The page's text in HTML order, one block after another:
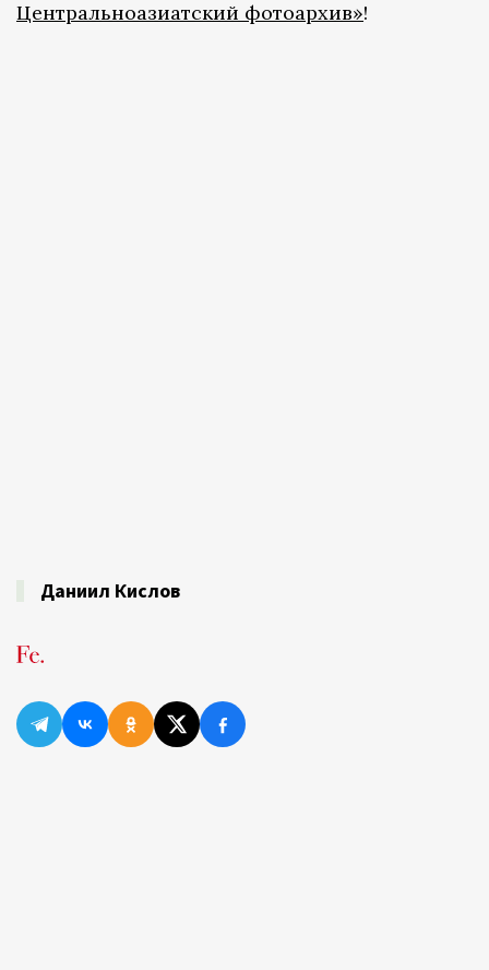
Центральноазиатский фотоархив»!
Даниил Кислов